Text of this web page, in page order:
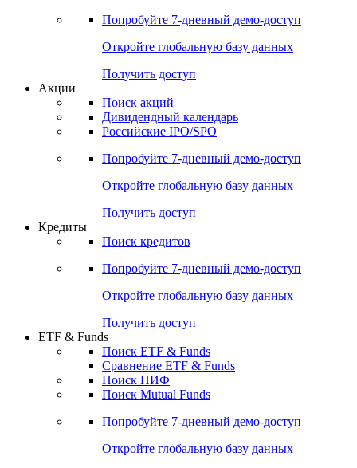
Попробуйте 7-дневный демо-доступ
Откройте глобальную базу данных
Получить доступ
Акции
Поиск акций
Дивидендный календарь
Российские IPO/SPO
Попробуйте 7-дневный демо-доступ
Откройте глобальную базу данных
Получить доступ
Кредиты
Поиск кредитов
Попробуйте 7-дневный демо-доступ
Откройте глобальную базу данных
Получить доступ
ETF & Funds
Поиск ETF & Funds
Сравнение ETF & Funds
Поиск ПИФ
Поиск Mutual Funds
Попробуйте 7-дневный демо-доступ
Откройте глобальную базу данных